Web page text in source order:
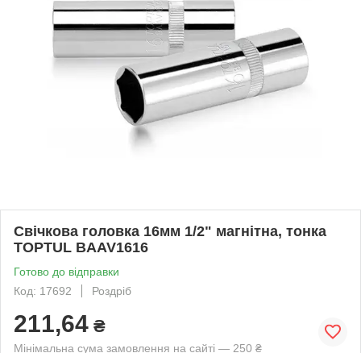
Свічкова головка 16мм 1/2" магнітна, тонка
TOPTUL BAAV1616
Готово до відправки
Код: 17692
Роздріб
211,64 ₴
Мінімальна сума замовлення на сайті — 250 ₴